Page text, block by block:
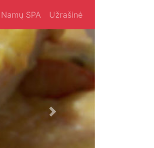
Namų SPA Užrašinė
Next